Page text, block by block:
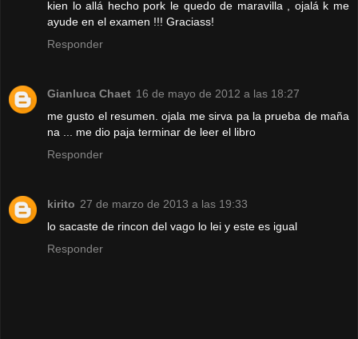
kien lo allá hecho pork le quedo de maravilla , ojalá k me
ayude en el examen !!! Graciass!
Responder
Gianluca Chaet 16 de mayo de 2012 a las 18:27
me gusto el resumen. ojala me sirva pa la prueba de maña
na ... me dio paja terminar de leer el libro
Responder
kirito 27 de marzo de 2013 a las 19:33
lo sacaste de rincon del vago lo lei y este es igual
Responder